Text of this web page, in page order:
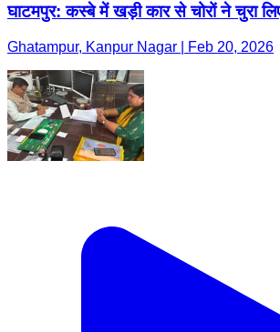
घाटमपुर: कस्बे में खड़ी कार से चोरों ने चुरा
Ghatampur, Kanpur Nagar | Feb 20, 2026